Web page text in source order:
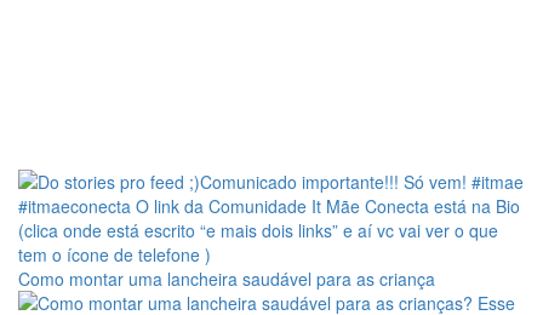
Como montar uma lancheira saudável para as criança